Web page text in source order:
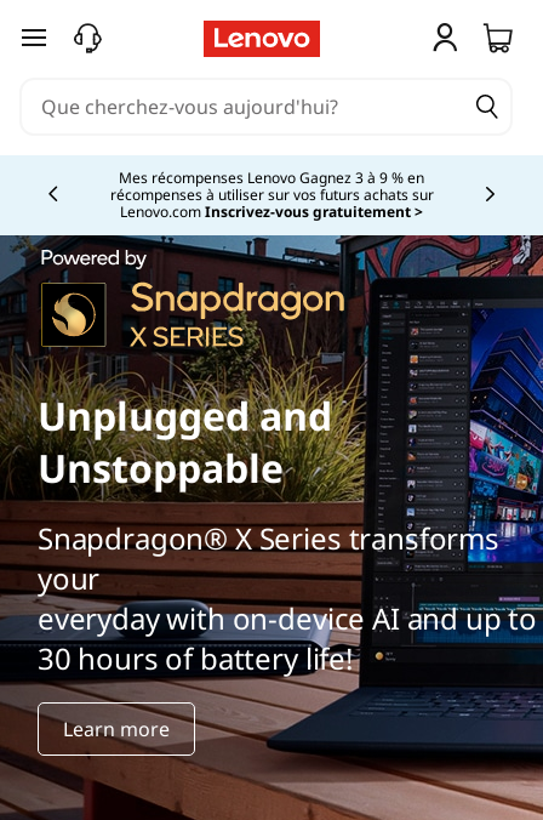
passer au contenu principal
Mes récompenses Lenovo Gagnez 3 à 9 % en
récompenses à utiliser sur vos futurs achats sur
Lenovo.comInscrivez-vous gratuitement >
Currently displaying item 2 of
Unplugged and
Unstoppable
Snapdragon® X Series transforms
your
everyday with on-device AI and up to
30 hours of battery life!
Learn more